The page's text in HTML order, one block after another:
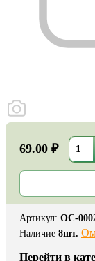
69.00 ₽
Артикул: ОС-
Наличие 8шт.
Перейти в